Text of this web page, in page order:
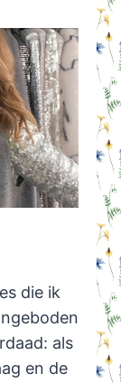
die ik
als
en de